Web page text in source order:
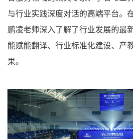
与行业实践深度对话的高端平台。
鹏凌老师深入了解了行业发展的最
能赋能翻译、行业标准化建设、产
果。